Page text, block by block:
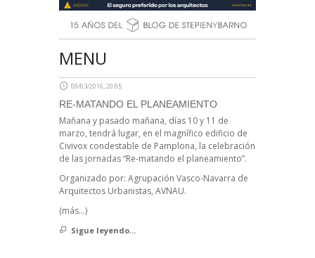
MENU
09/03/2016, 20:05
RE-MATANDO EL PLANEAMIENTO
Mañana y pasado mañana, días 10 y 11 de
marzo, tendrá lugar, en el magnífico edificio de
Civivox condestable de Pamplona, la celebración
de las jornadas “Re-matando el planeamiento”.
Organizado por: Agrupación Vasco-Navarra de
Arquitectos Urbanistas, AVNAU.
(más…)
Sigue leyendo...